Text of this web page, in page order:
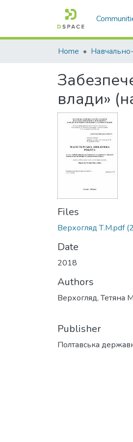
Home
влади»
Files
Верхогляд Т.М.pdf
Date
2018
Authors
Верхогляд, Тетяна
Publisher
Полтавська